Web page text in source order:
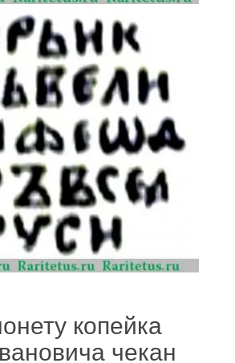
копейка
чекан